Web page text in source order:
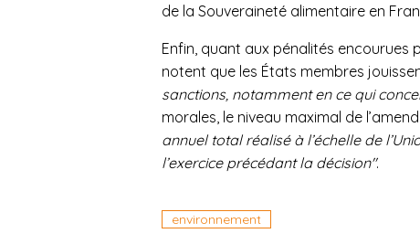
de la Souveraineté alimentaire en
Enfin, quant aux pénalités
notent que les États membres
sanctions, notamment en ce qui
morales, le niveau maximal de
annuel total réalisé à l’échelle de
l’exercice précédant la décision".
environnement